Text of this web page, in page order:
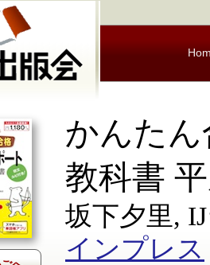
かんた
教科書
坂下夕里,
インプレス